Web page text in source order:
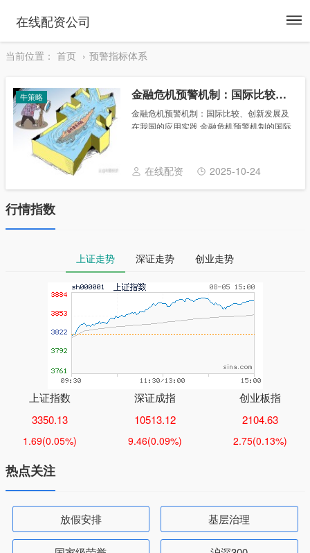
在线配资公司
当前位置： 首页 预警指标体系
牛策略 金融危机预警机制：国际比较、创新发展及在我国的应用实践
金融危机预警机制：国际比较、创新发展及
在我国的应用实践 金融危机预警机制的国际
处。 2.案例研究：通过具体案例，对比不同
国......
在线配资 2025-10-24
行情指数
上证走势 深证走势 创业走势
上证指数
3350.13
1.69(0.05%)
深证成指
10513.12
9.46(0.09%)
创业板指
2104.63
2.75(0.13%)
热点关注
放假安排 基层治理